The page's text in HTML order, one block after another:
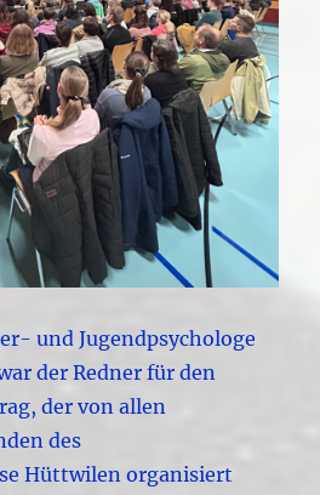
und Jugendpsychologe
der Redner für den
der von allen
des
Hüttwilen organisiert